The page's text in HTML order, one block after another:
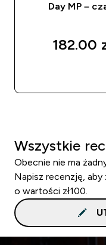
Day MP –
182.00
Wszystkie
Obecnie nie ma
Napisz recenzję, aby
o wartości zł100.